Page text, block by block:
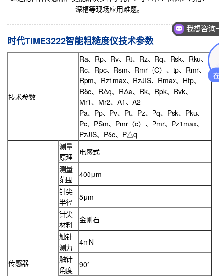
深槽等现场应用难题。
时代TIME3222智能粗糙度仪技术参数
技术参数
Ra、Rp、Rv、Rt、Rz、Rq、Rsk、Rku、
Rc、Rpc、Rsm、Rmr（C）、tp、Rmr、
Rpm、Rz1max、RzJIS、Rmax、Htp、
Rδc、RΔq、RΔa、Rk、Rpk、Rvk、
Mr1、Mr2、A1、A2
Pa、Pp、Pv、Pt、Pz、Pq、Psk、Pku、
Pc、PSm、Pmr（c）、Pmr、Pz1max、
PzJIS、Pδc、P△q
传感器
测量
原理
电感式
测量
范围
400μm
针尖
半径
5μm
针尖
材料
金刚石
触针
测力
4mN
触针
角度
90°
我想咨询